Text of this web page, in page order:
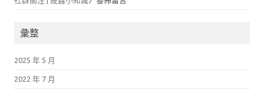
彙整
2025 年 5 月
2022 年 7 月